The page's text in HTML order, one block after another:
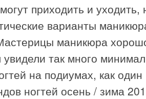
приходить и уходить,
варианты
маникюра
так много
на подиумах, как
ногтей осень / зима